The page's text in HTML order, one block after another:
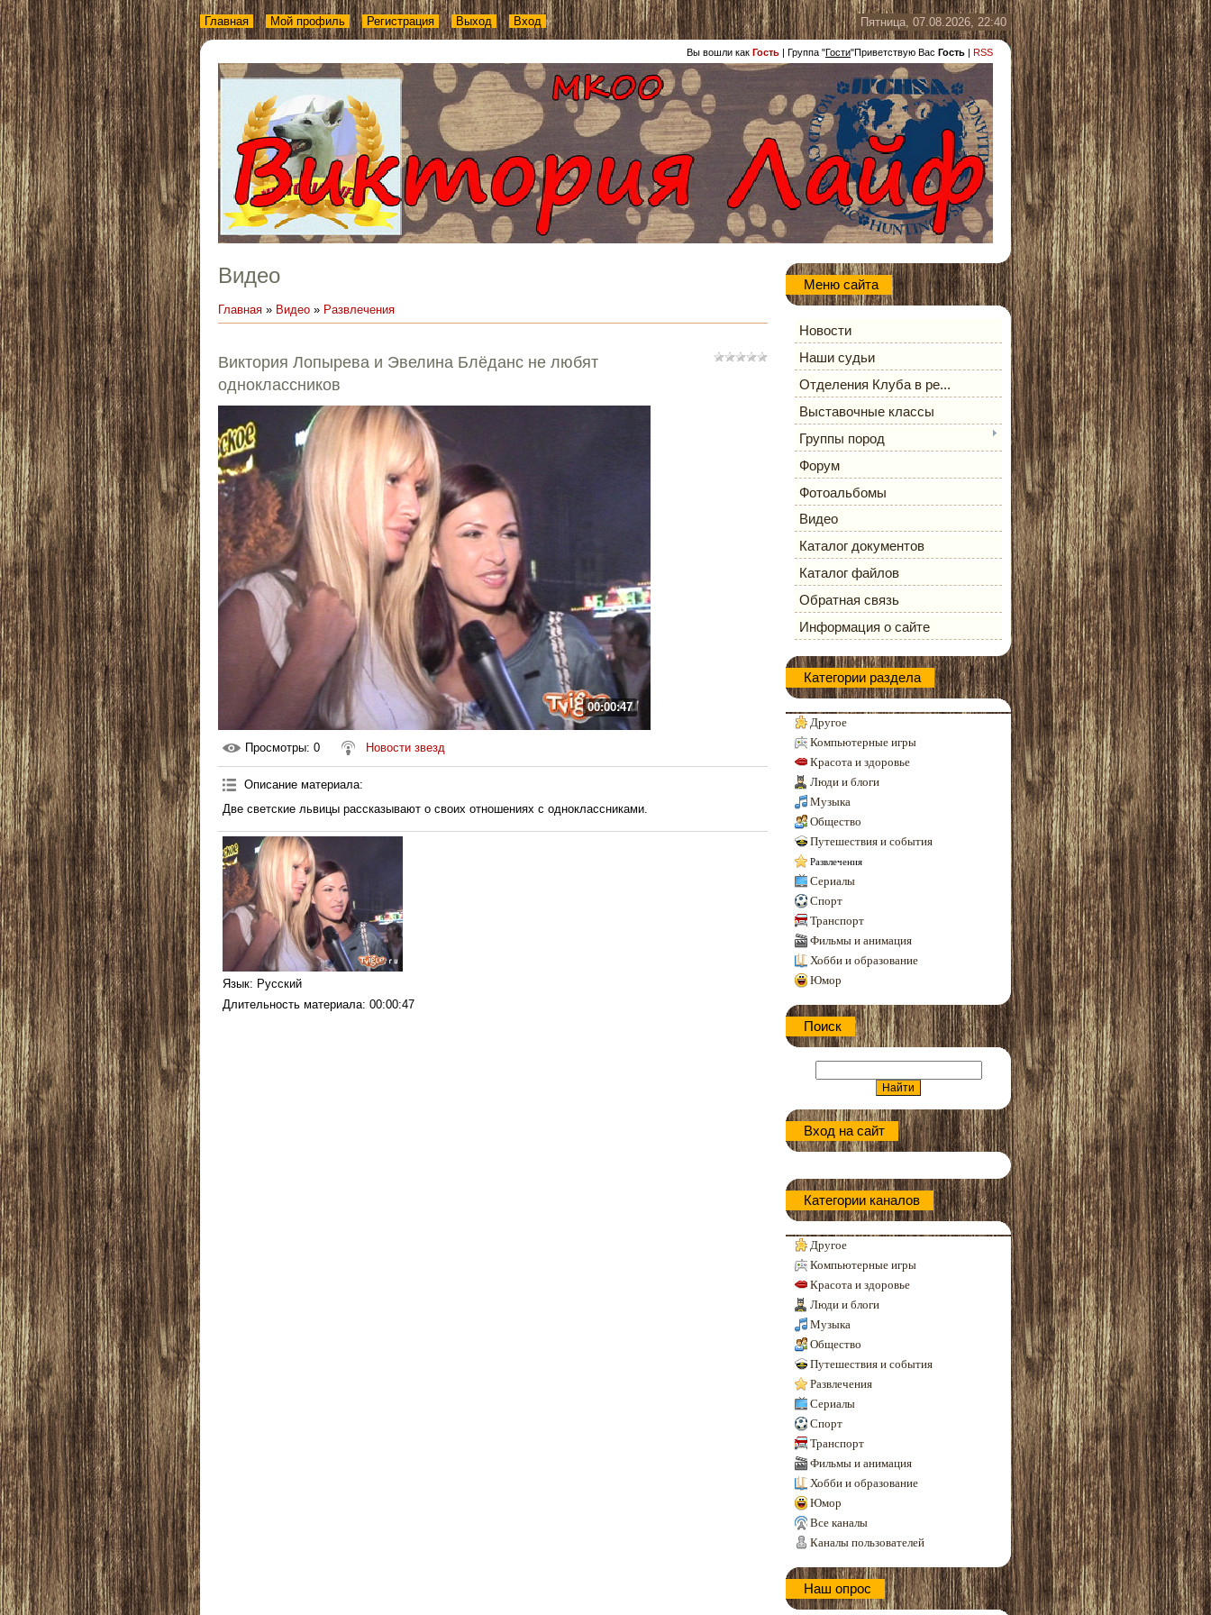
Пятница, 07.08.2026, 22:40
Вы вошли как Гость | Группа "Гости"Приветствую Вас Гость | RSS
Главная Мой профиль Регистрация Выход Вход
Видео
Главная » Видео » Развлечения
Виктория Лопырева и Эвелина Блёданс не любят
одноклассников
00:00:47
Просмотры: 0 Новости звезд
Описание материала:
Две светские львицы рассказывают о своих отношениях с одноклассниками.
Язык: Русский
Длительность материала: 00:00:47
Меню сайта
Новости
Наши судьи
Отделения Клуба в ре...
Выставочные классы
Группы пород
Форум
Фотоальбомы
Видео
Каталог документов
Каталог файлов
Обратная связь
Информация о сайте
Категории раздела
Другое
Компьютерные игры
Красота и здоровье
Люди и блоги
Музыка
Общество
Путешествия и события
Развлечения
Сериалы
Спорт
Транспорт
Фильмы и анимация
Хобби и образование
Юмор
Поиск
Вход на сайт
Категории каналов
Другое
Компьютерные игры
Красота и здоровье
Люди и блоги
Музыка
Общество
Путешествия и события
Развлечения
Сериалы
Спорт
Транспорт
Фильмы и анимация
Хобби и образование
Юмор
Все каналы
Каналы пользователей
Наш опрос